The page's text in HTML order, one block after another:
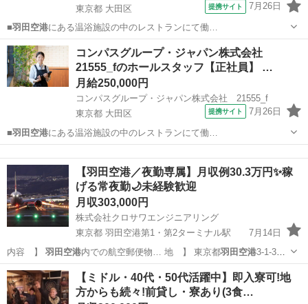
東京都 大田区
提携サイト 7月26日
■羽田空港にある温浴施設の中のレストランにて働…
東京 大田区 飲食
コンパスグループ・ジャパン株式会社
21555_fのホールスタッフ【正社員】 …
月給250,000円
コンパスグループ・ジャパン株式会社 21555_f
東京都 大田区
提携サイト 7月26日
■羽田空港にある温浴施設の中のレストランにて働…
【羽田空港／夜勤専属】月収例30.3万円✨稼
げる常夜勤🌙未経験歓迎
月収303,000円
株式会社クロサワエンジニアリング
東京都 羽田空港第1・第2ターミナル駅
7月14日
内容 】 羽田空港内での航空郵便物… 地 】 東京都羽田空港3-1-3
西貨… ★京急空港線「羽田空港第1・第2ターミ… 東京モノレール「羽
田空港第1ターミナル駅…
東京 大田区 羽田空港第1・第2ターミナル駅 倉庫管理
羽田空港
【ミドル・40代・50代活躍中】即入寮可!地
方からも続々!前貸し・寮あり(3食…